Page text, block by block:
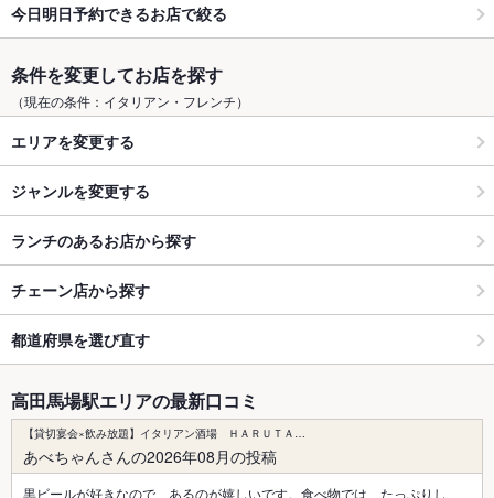
今日明日予約できるお店で絞る
条件を変更してお店を探す
（現在の条件：イタリアン・フレンチ）
エリアを変更する
ジャンルを変更する
ランチのあるお店から探す
チェーン店から探す
都道府県を選び直す
高田馬場駅エリアの最新口コミ
【貸切宴会×飲み放題】イタリアン酒場 ＨＡＲＵＴＡ…
あべちゃんさんの2026年08月の投稿
黒ビールが好きなので、あるのが嬉しいです。食べ物では、たっぷりし